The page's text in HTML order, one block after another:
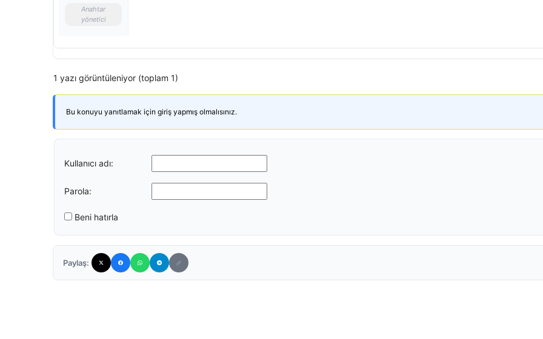
Anahtar
yönetici
1 yazı görüntüleniyor (toplam 1)
Bu konuyu yanıtlamak için giriş yapmış olmalısınız.
Kullanıcı adı:
Parola:
Beni hatırla
Paylaş: